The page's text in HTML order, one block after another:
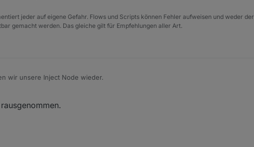
jeder auf eigene Gefahr. Flows und Scripts können Fehler aufweisen und weder der
gemacht werden. Das gleiche gilt für Empfehlungen aller Art.
wir unsere Inject Node wieder.
eine Temperatur?